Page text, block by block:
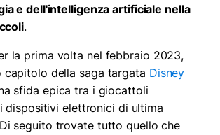
e dell'intelligenza artificiale nella
.
la prima volta nel febbraio 2023,
capitolo della saga targata Disney
sfida epica tra i giocattoli
dispositivi elettronici di ultima
seguito trovate tutto quello che